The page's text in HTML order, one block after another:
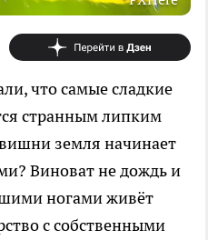
что самые сладкие
странным липким
земля начинает
Виноват не дождь и
ногами живёт
с собственными